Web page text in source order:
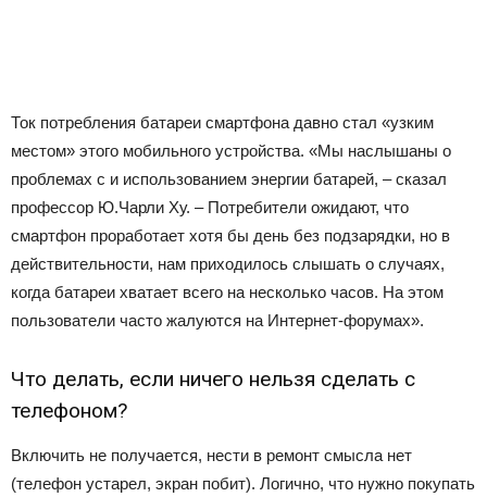
Ток потребления батареи смартфона давно стал «узким
местом» этого мобильного устройства. «Мы наслышаны о
проблемах с и использованием энергии батарей, – сказал
профессор Ю.Чарли Ху. – Потребители ожидают, что
смартфон проработает хотя бы день без подзарядки, но в
действительности, нам приходилось слышать о случаях,
когда батареи хватает всего на несколько часов. На этом
пользователи часто жалуются на Интернет-форумах».
Что делать, если ничего нельзя сделать с
телефоном?
Включить не получается, нести в ремонт смысла нет
(телефон устарел, экран побит). Логично, что нужно покупать